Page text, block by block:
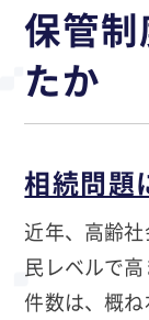
保管
たか
相続問題
近年、高齢
民レベルで
件数は、概